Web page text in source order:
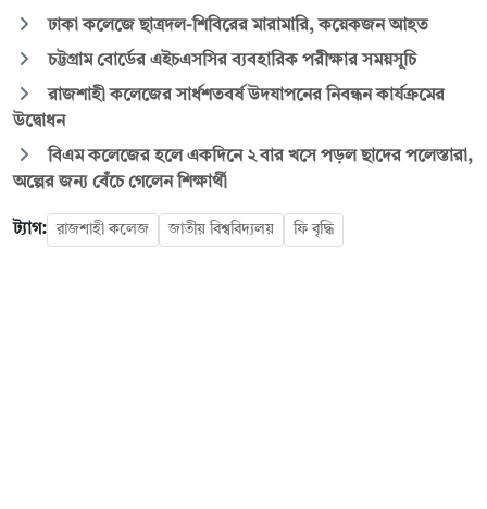
ঢাকা কলেজে ছাত্রদল-শিবিরের মারামারি, কয়েকজন আহত
চট্টগ্রাম বোর্ডের এইচএসসির ব্যবহারিক পরীক্ষার সময়সূচি
রাজশাহী কলেজের সার্ধশতবর্ষ উদযাপনের নিবন্ধন কার্যক্রমের
উদ্বোধন
বিএম কলেজের হলে একদিনে ২ বার খসে পড়ল ছাদের পলেস্তারা,
অল্পের জন্য বেঁচে গেলেন শিক্ষার্থী
ট্যাগ: রাজশাহী কলেজ জাতীয় বিশ্ববিদ্যলয় ফি বৃদ্ধি